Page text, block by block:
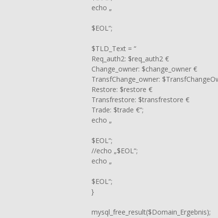
echo „
$EOL“;
$TLD_Text = “
Req_auth2: $req_auth2 €
Change_owner: $change_owner €
TransfChange_owner:
Restore: $restore €
Transfrestore: $transfrestore €
Trade: $trade €“;
echo „
$EOL“;
//echo „$EOL“;
echo „
$EOL“;
}
mysql_free_result($Domain_Ergebnis);